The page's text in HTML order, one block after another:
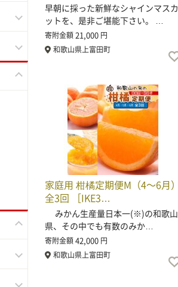
早朝に採った新鮮なシャインマスカ
ットを、是非ご堪能下さい。 …
寄附金額21,000 円
和歌山県上富田町
家庭用 柑橘定期便M（4～6月）
全3回 ［IKE3…
みかん生産量日本一(※)の和歌山
県、その中でも有数のみか…
寄附金額42,000 円
和歌山県上富田町